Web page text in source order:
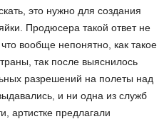
это нужно для создания
Продюсера такой ответ не
вообще непонятно, как такое
так после выяснилось
разрешений на полеты над
и ни одна из служб
артистке предлагали